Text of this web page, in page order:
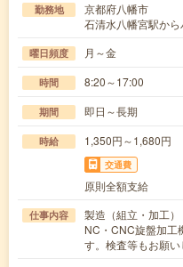
勤務地
京都府八幡市
石清水八幡宮駅か
曜日頻度 月～金
時間 8:20～17:00
期間 即日～長期
時給 1,350円～1,680円
交通費
原則全額支給
仕事内容
製造（組立・加工）
NC・CNC旋盤加工
す。検査等もお願い